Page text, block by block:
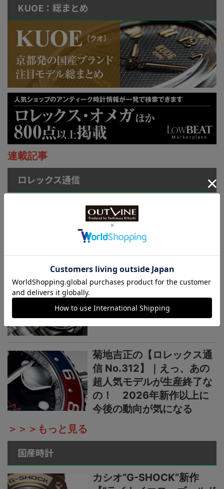
KUOE：総まとめ
連載記事
ロレックス通信
菊地吉正の【ロレックス通
信 No.314】｜技術力を誇
示するグラフィカルで繊細
なジュビリーダイアルモチ
ーフ
菊地吉正の【ロレックス通
発表からほぼ2カ月。実勢
価格はいまおいくら？
菊地吉正の【ロレックス通
信 No.312】｜えっ、あの
超人気モデルが生産終了な
の！ 2026年新作以上に
今後の動向が気になる
＞＞＞もっと見る
国産時計
カシオ“G-SHOCK”新作